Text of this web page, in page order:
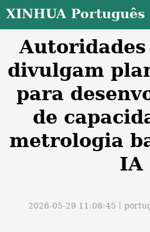
XINHUA Português
divulgam
para
de
metrologia
IA
2026-05-29 11:08:45丨